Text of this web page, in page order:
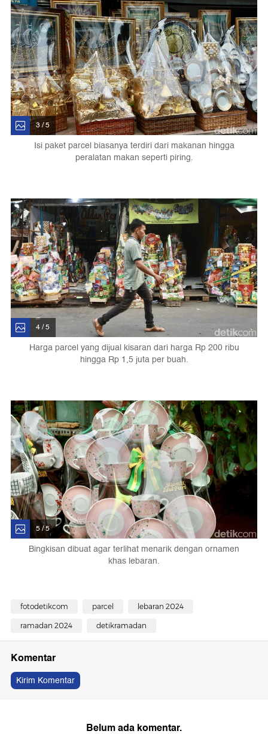
3 / 5
Isi paket parcel biasanya terdiri dari makanan hingga
peralatan makan seperti piring.
4 / 5
Harga parcel yang dijual kisaran dari harga Rp 200 ribu
hingga Rp 1,5 juta per buah.
5 / 5
Bingkisan dibuat agar terlihat menarik dengan ornamen
khas lebaran.
fotodetikcom parcel lebaran 2024
ramadan 2024 detikramadan
Komentar
Kirim Komentar
Belum ada komentar.